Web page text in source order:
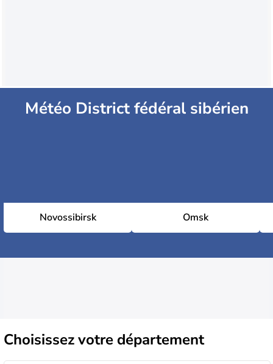
Météo District fédéral sibérien
Novossibirsk Omsk
Choisissezvotre département